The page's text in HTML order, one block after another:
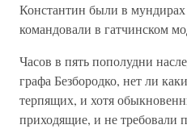
Константин были в
командовали в гатчинском
Часов в пять пополудни
графа Безбородко, нет ли
терпящих, и хотя
приходящие, и не требовали